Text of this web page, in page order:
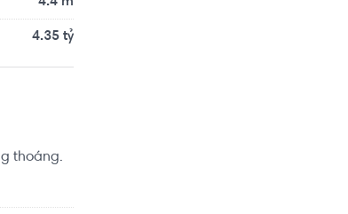
4.35 tỷ
thoáng.